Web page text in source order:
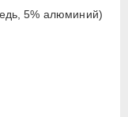
5% алюминий)